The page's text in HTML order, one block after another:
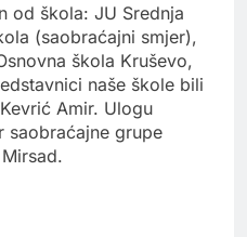
od škola: JU Srednja
(saobraćajni smjer),
škola Kruševo,
naše škole bili
Amir. Ulogu
saobraćajne grupe